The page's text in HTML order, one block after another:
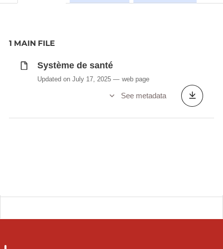
1 MAIN FILE
Système de santé
Updated on July 17, 2025 web page
See metadata